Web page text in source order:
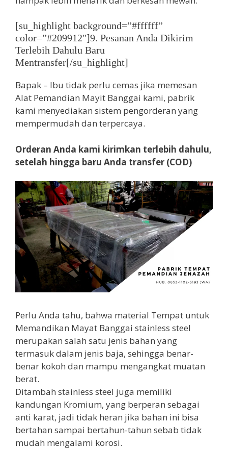
[su_highlight background=”#ffffff”
color=”#209912″]9. Pesanan Anda Dikirim
Terlebih Dahulu Baru
Mentransfer[/su_highlight]
Bapak – Ibu tidak perlu cemas jika memesan
Alat Pemandian Mayit Banggai kami, pabrik
kami menyediakan sistem pengorderan yang
mempermudah dan terpercaya.
Orderan Anda kami kirimkan terlebih dahulu,
setelah hingga baru Anda transfer (COD)
Perlu Anda tahu, bahwa material Tempat untuk
Memandikan Mayat Banggai stainless steel
merupakan salah satu jenis bahan yang
termasuk dalam jenis baja, sehingga benar-
benar kokoh dan mampu mengangkat muatan
berat.
Ditambah stainless steel juga memiliki
kandungan Kromium, yang berperan sebagai
anti karat, jadi tidak heran jika bahan ini bisa
bertahan sampai bertahun-tahun sebab tidak
mudah mengalami korosi.